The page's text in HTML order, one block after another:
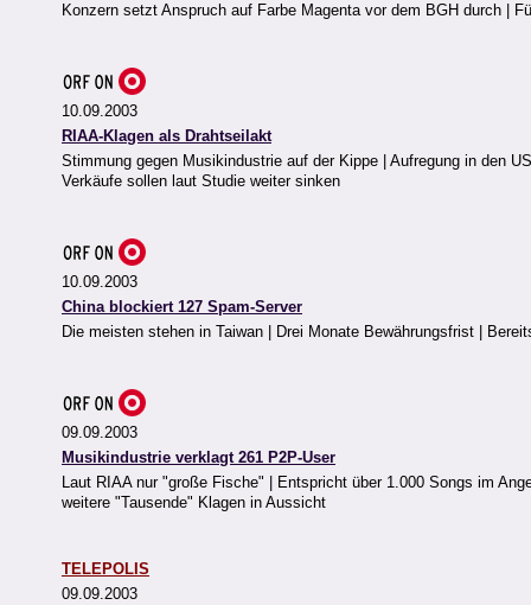
Konzern setzt Anspruch auf Farbe Magenta vor dem BGH durch |
10.09.2003
RIAA-Klagen als Drahtseilakt
Stimmung gegen Musikindustrie auf der Kippe | Aufregung in den
Verkäufe sollen laut Studie weiter sinken
10.09.2003
China blockiert 127 Spam-Server
Die meisten stehen in Taiwan | Drei Monate Bewährungsfrist |
09.09.2003
Musikindustrie verklagt 261 P2P-User
Laut RIAA nur "große Fische" | Entspricht über 1.000 Songs im
weitere "Tausende" Klagen in Aussicht
TELEPOLIS
09.09.2003